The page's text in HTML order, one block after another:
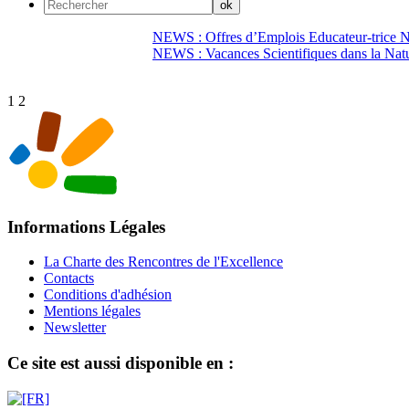
NEWS : Offres d’Emplois Educateur-trice
NEWS : Vacances Scientifiques dans la
1 2
Informations Légales
La Charte des Rencontres de l'Excellence
Contacts
Conditions d'adhésion
Mentions légales
Newsletter
Ce site est aussi disponible en :